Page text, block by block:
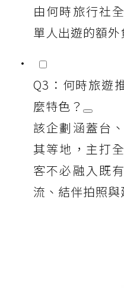
由何時旅行社
單人出遊的額外
Q3：何時旅遊
麼特色？
該企劃涵蓋台
其等地，主打
客不必融入既
流、結伴拍照與